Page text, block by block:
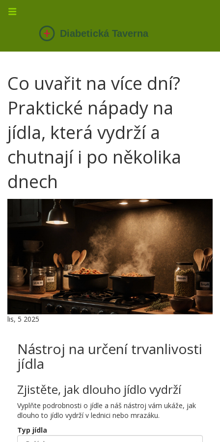
Co uvařit na více dní?
Praktické nápady na
jídla, která vydrží a
chutnají i po několika
dnech
lis, 5 2025
Nástroj na určení trvanlivosti
jídla
Zjistěte, jak dlouho jídlo vydrží
Vyplňte podrobnosti o jídle a náš nástroj vám ukáže, jak
dlouho to jídlo vydrží v lednici nebo mrazáku.
Typ jídla